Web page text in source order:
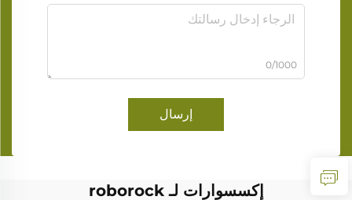
0/1000
إرسال
إكسسوارات لـ roborock